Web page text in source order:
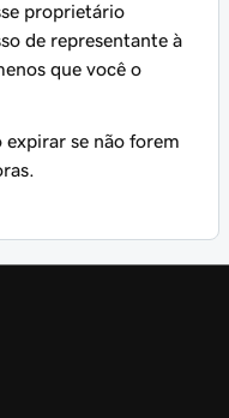
proprietário
de representante à
que você o
se não forem